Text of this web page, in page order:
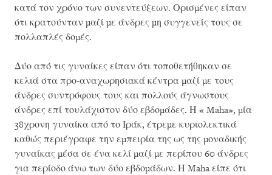
κατά τον χρόνο των συνεντεύξεων. Ορισμένες είπαν
ότι κρατούνταν μαζί με άνδρες μη συγγενείς τους σε
πολλαπλές δομές.
Δύο από τις γυναίκες είπαν ότι τοποθετήθηκαν σε
κελιά στα προ-αναχωρησιακά κέντρα μαζί με τους
άνδρες συντρόφους τους και πολλούς άγνωστους
άνδρες επί τουλάχιστον δύο εβδομάδες. Η « Maha», μία
38χρονη γυναίκα από το Ιράκ, έτρεμε κυριολεκτικά
καθώς περιέγραφε την εμπειρία της ως της μοναδικής
γυναίκας μέσα σε ένα κελί μαζί με περίπου 60 άνδρες
για περίοδο άνω των δύο εβδομάδων. Η Maha είπε ότι